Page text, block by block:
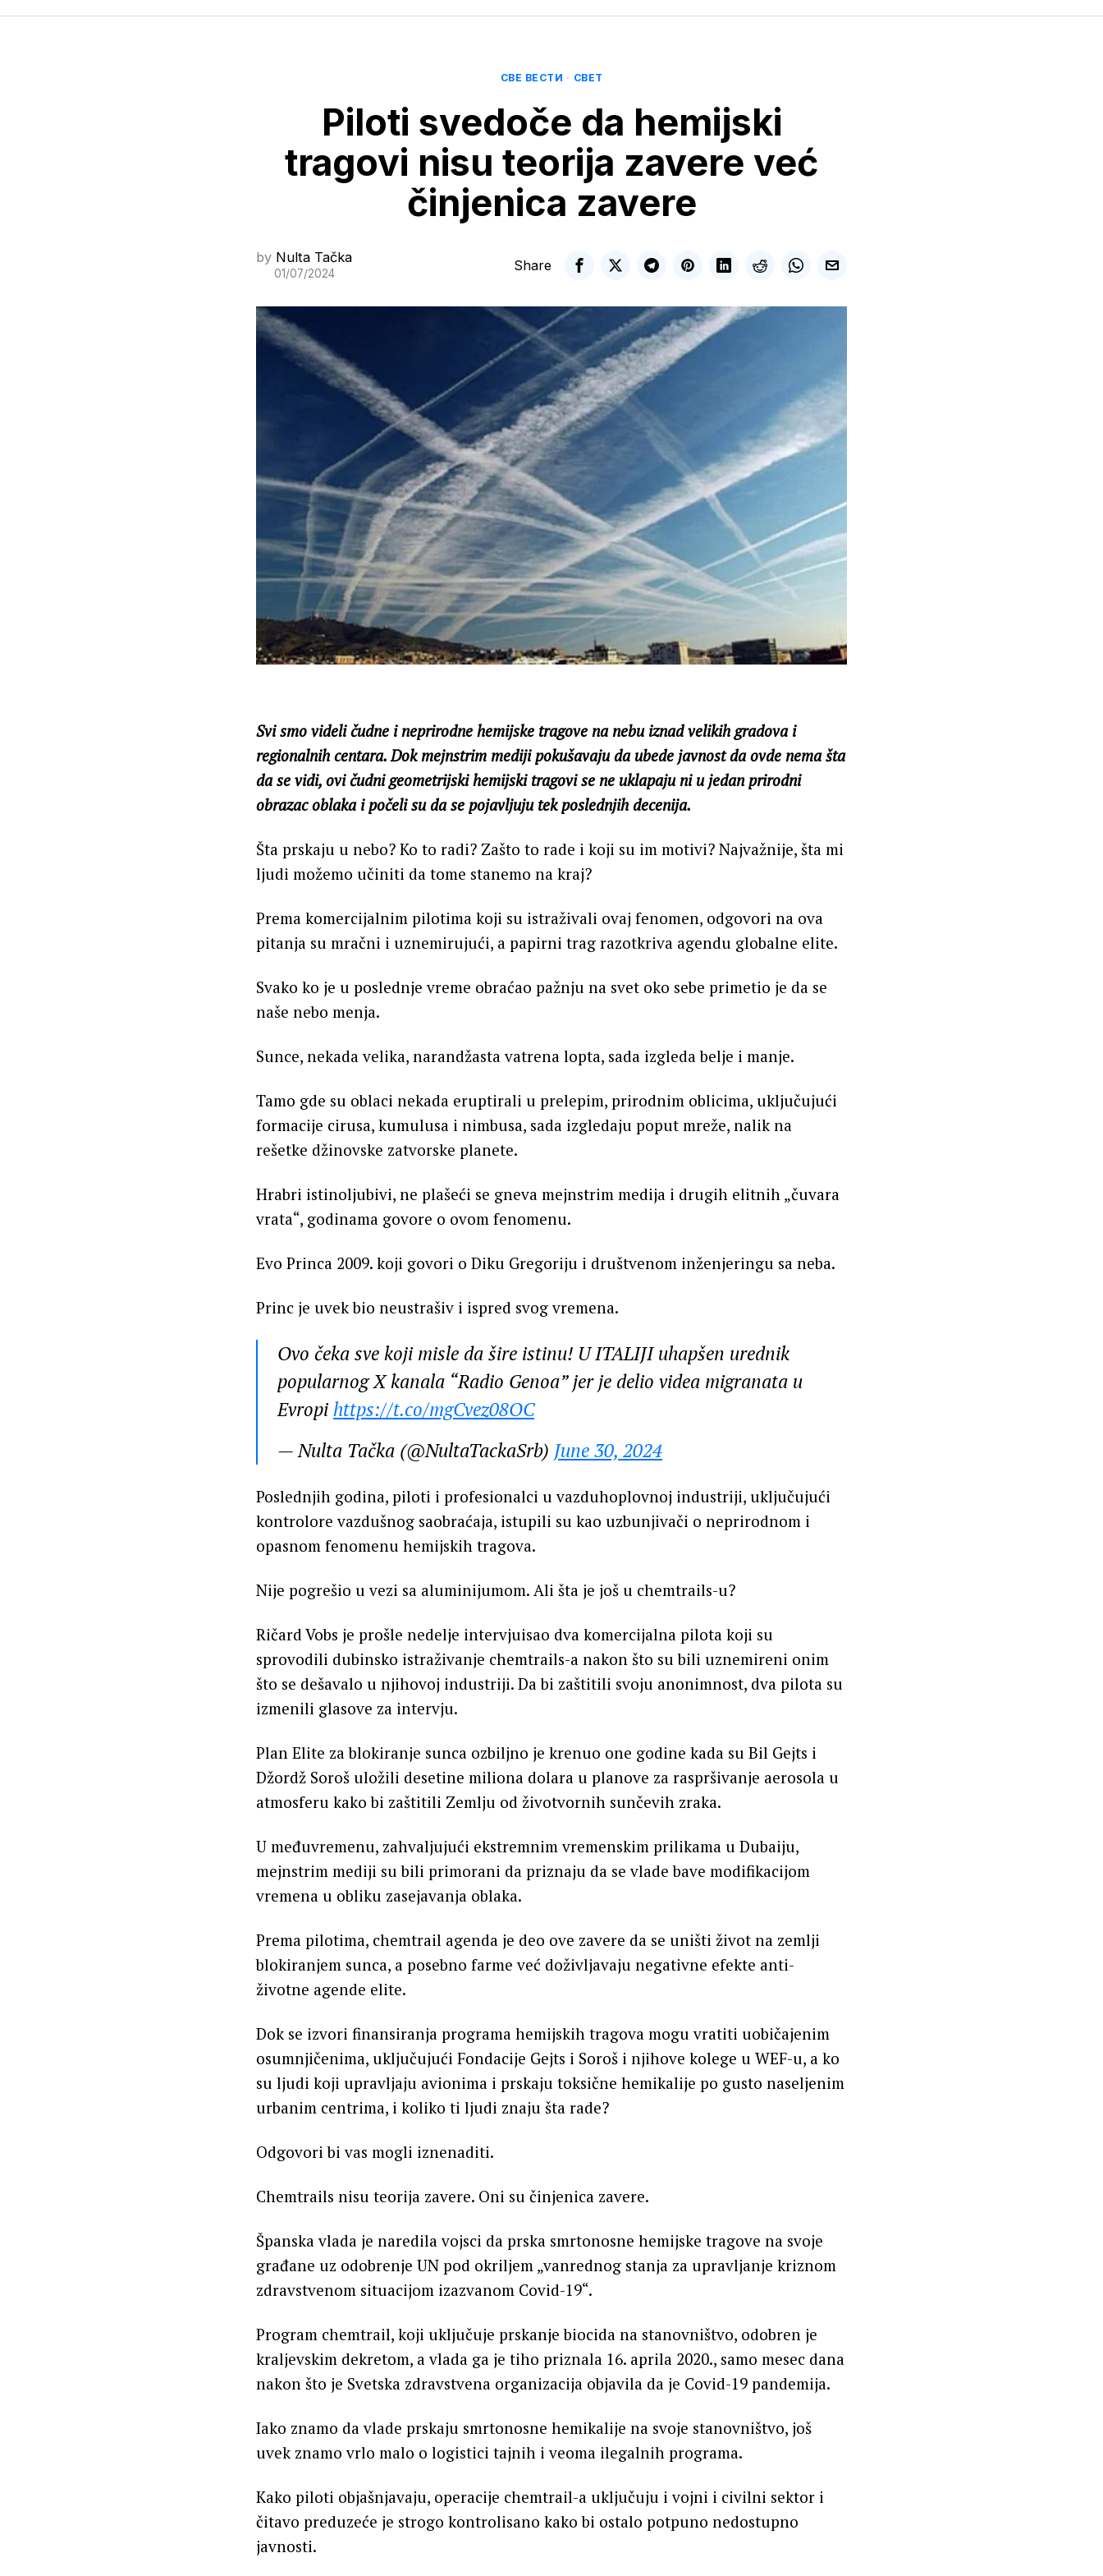
СВЕ ВЕСТИ · СВЕТ
Piloti svedoče da hemijski
tragovi nisu teorija zavere već
činjenica zavere
by Nulta Tačka
01/07/2024
Share
Svi smo videli čudne i neprirodne hemijske tragove na nebu iznad velikih gradova i
regionalnih centara. Dok mejnstrim mediji pokušavaju da ubede javnost da ovde nema šta
da se vidi, ovi čudni geometrijski hemijski tragovi se ne uklapaju ni u jedan prirodni
obrazac oblaka i počeli su da se pojavljuju tek poslednjih decenija.
Šta prskaju u nebo? Ko to radi? Zašto to rade i koji su im motivi? Najvažnije, šta mi
ljudi možemo učiniti da tome stanemo na kraj?
Prema komercijalnim pilotima koji su istraživali ovaj fenomen, odgovori na ova
pitanja su mračni i uznemirujući, a papirni trag razotkriva agendu globalne elite.
Svako ko je u poslednje vreme obraćao pažnju na svet oko sebe primetio je da se
naše nebo menja.
Sunce, nekada velika, narandžasta vatrena lopta, sada izgleda belje i manje.
Tamo gde su oblaci nekada eruptirali u prelepim, prirodnim oblicima, uključujući
formacije cirusa, kumulusa i nimbusa, sada izgledaju poput mreže, nalik na
rešetke džinovske zatvorske planete.
Hrabri istinoljubivi, ne plašeći se gneva mejnstrim medija i drugih elitnih „čuvara
vrata“, godinama govore o ovom fenomenu.
Evo Princa 2009. koji govori o Diku Gregoriju i društvenom inženjeringu sa neba.
Princ je uvek bio neustrašiv i ispred svog vremena.
Ovo čeka sve koji misle da šire istinu! U ITALIJI uhapšen urednik
popularnog X kanala “Radio Genoa” jer je delio videa migranata u
Evropihttps://t.co/mgCvez08OC
— Nulta Tačka (@NultaTackaSrb) June 30, 2024
Poslednjih godina, piloti i profesionalci u vazduhoplovnoj industriji, uključujući
kontrolore vazdušnog saobraćaja, istupili su kao uzbunjivači o neprirodnom i
opasnom fenomenu hemijskih tragova.
Nije pogrešio u vezi sa aluminijumom. Ali šta je još u chemtrails-u?
Ričard Vobs je prošle nedelje intervjuisao dva komercijalna pilota koji su
sprovodili dubinsko istraživanje chemtrails-a nakon što su bili uznemireni onim
što se dešavalo u njihovoj industriji. Da bi zaštitili svoju anonimnost, dva pilota su
izmenili glasove za intervju.
Plan Elite za blokiranje sunca ozbiljno je krenuo one godine kada su Bil Gejts i
Džordž Soroš uložili desetine miliona dolara u planove za raspršivanje aerosola u
atmosferu kako bi zaštitili Zemlju od životvornih sunčevih zraka.
U međuvremenu, zahvaljujući ekstremnim vremenskim prilikama u Dubaiju,
mejnstrim mediji su bili primorani da priznaju da se vlade bave modifikacijom
vremena u obliku zasejavanja oblaka.
Prema pilotima, chemtrail agenda je deo ove zavere da se uništi život na zemlji
blokiranjem sunca, a posebno farme već doživljavaju negativne efekte anti-
životne agende elite.
Dok se izvori finansiranja programa hemijskih tragova mogu vratiti uobičajenim
osumnjičenima, uključujući Fondacije Gejts i Soroš i njihove kolege u WEF-u, a ko
su ljudi koji upravljaju avionima i prskaju toksične hemikalije po gusto naseljenim
urbanim centrima, i koliko ti ljudi znaju šta rade?
Odgovori bi vas mogli iznenaditi.
Chemtrails nisu teorija zavere. Oni su činjenica zavere.
Španska vlada je naredila vojsci da prska smrtonosne hemijske tragove na svoje
građane uz odobrenje UN pod okriljem „vanrednog stanja za upravljanje kriznom
zdravstvenom situacijom izazvanom Covid-19“.
Program chemtrail, koji uključuje prskanje biocida na stanovništvo, odobren je
kraljevskim dekretom, a vlada ga je tiho priznala 16. aprila 2020., samo mesec dana
nakon što je Svetska zdravstvena organizacija objavila da je Covid-19 pandemija.
Iako znamo da vlade prskaju smrtonosne hemikalije na svoje stanovništvo, još
uvek znamo vrlo malo o logistici tajnih i veoma ilegalnih programa.
Kako piloti objašnjavaju, operacije chemtrail-a uključuju i vojni i civilni sektor i
čitavo preduzeće je strogo kontrolisano kako bi ostalo potpuno nedostupno
javnosti.